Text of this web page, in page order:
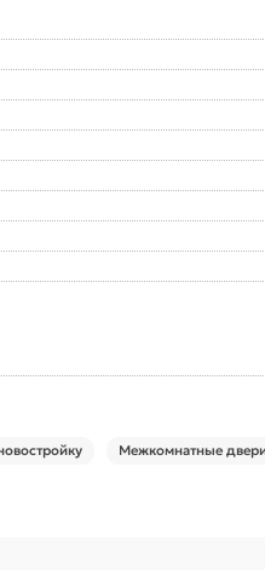
Межкомнатные